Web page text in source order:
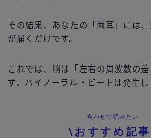
その結果、あなたの「両耳」には
が届くだけです。
これでは、脳は「左右の周波数の
ず、バイノーラル・ビートは発生し
合わせて読みたい
\おすすめ記